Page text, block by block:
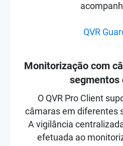
QVR
Monitorização com
segmentos
O QVR Pro Client
câmaras em diferentes
A vigilância
efetuada ao